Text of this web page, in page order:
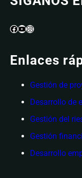
Facebook YouTube Instagram
Enlaces
Gestión de
Desarrollo de
Gestión del
Gestión
Desarrollo